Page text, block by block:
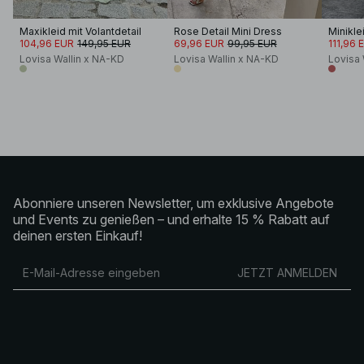
Maxikleid mit Volantdetail
104,96 EUR 149,95 EUR
Lovisa Wallin x NA-KD
Rose Detail Mini Dress
69,96 EUR 99,95 EUR
Lovisa Wallin x NA-KD
111,96
Lovisa
Abonniere unseren Newsletter, um exklusive Angebote
und Events zu genießen – und erhalte 15 % Rabatt auf
deinen ersten Einkauf!
JETZT ANMELDEN